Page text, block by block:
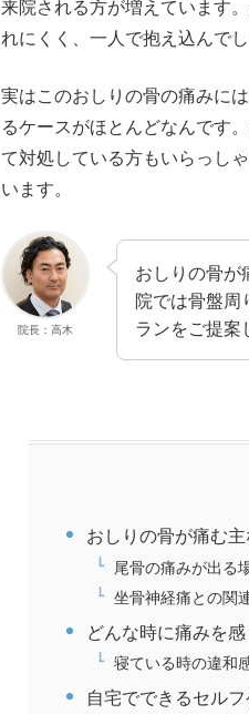
来院される方が増えています
れにくく、一人で抱え込んで
実はこのおしりの骨の痛みに
るケースがほとんどなんです
て対処している方もいらっし
います。
院長：高木
おしりの骨が
院では骨盤周
ランをご提案
おしりの骨が痛む
尾骨の痛みが出る
坐骨神経痛との関
どんな時に痛みを
寝ている時の違和
自宅でできるセル